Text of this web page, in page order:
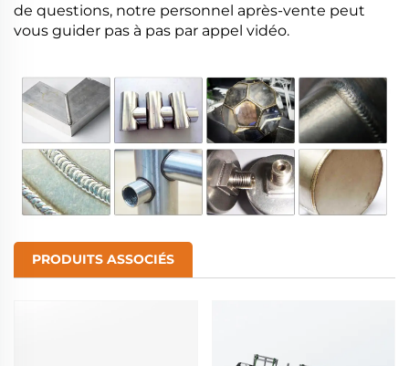
de questions, notre personnel après-vente peut
vous guider pas à pas par appel vidéo.
PRODUITS ASSOCIÉS